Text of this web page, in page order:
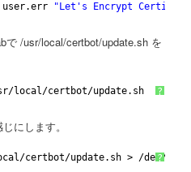
user.err
"Let's Encrypt
で /usr/local/certbot/update.sh を
?
local/certbot/update.sh
にします。
?
certbot/update.sh > /dev/null